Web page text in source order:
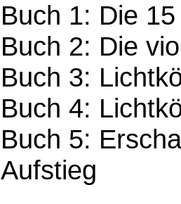
Buch 1: Die
Buch 2: Die
Buch 3:
Buch 4:
Buch 5:
Aufstieg